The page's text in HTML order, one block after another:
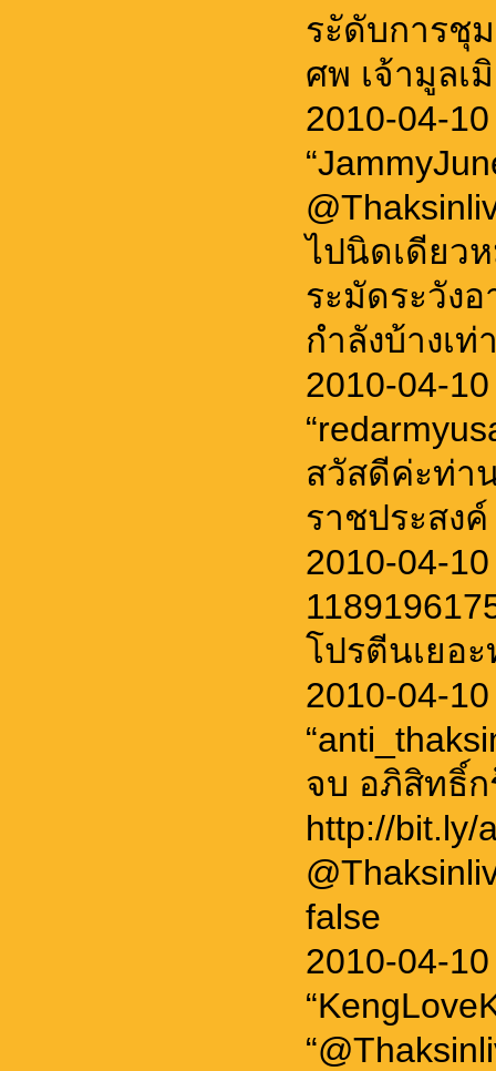
ระัดับการชุ
ศพ เจ้ามูลเ
2010-04-
ไปนิดเดียว
ระมัดระวัง
กำลังบ้างเ
2010-04-
สวัสดีค่ะท่า
ราชประสง
2010-04-
โปรตีนเยอะ
2010-04-
จบ อภิสิทธิ์
http://bit.ly/
false
2010-04-